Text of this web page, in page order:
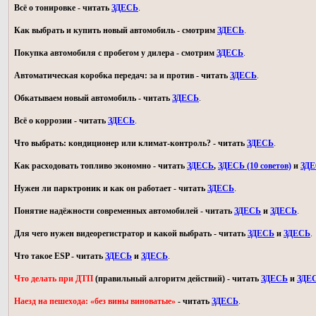
Всё о тонировке - читать ЗДЕСЬ.
Как выбрать и купить новый автомобиль - смотрим ЗДЕСЬ.
Покупка автомобиля с пробегом у дилера - смотрим ЗДЕСЬ.
Автоматическая коробка передач: за и против - читать ЗДЕСЬ.
Обкатываем новый автомобиль - читать ЗДЕСЬ.
Всё о коррозии - читать ЗДЕСЬ.
Что выбрать: кондиционер или климат-контроль? - читать ЗДЕСЬ.
Как расходовать топливо экономно - читать ЗДЕСЬ, ЗДЕСЬ (10 советов) и
Нужен ли парктроник и как он работает - читать ЗДЕСЬ.
Понятие надёжности современных автомобилей - читать ЗДЕСЬ и ЗДЕСЬ.
Для чего нужен видеорегистратор и какой выбрать - читать ЗДЕСЬ и ЗДЕСЬ.
Что такое ESP - читать ЗДЕСЬ и ЗДЕСЬ.
Что делать при ДТП (правильный алгоритм действий) - читать ЗДЕСЬ и
Наезд на пешехода: «без вины виноватые» - читать ЗДЕСЬ.